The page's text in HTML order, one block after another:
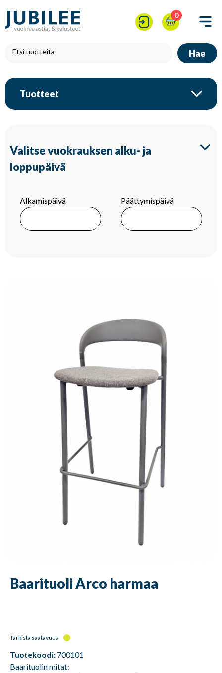
0
Hae
Tuotteet
Valitse vuokrauksen alku- ja
loppupäivä
Alkamispäivä Päättymispäivä
Baarituoli Arco harmaa
Tarkista saatavuus
Tuotekoodi: 700101
Baarituolin mitat: